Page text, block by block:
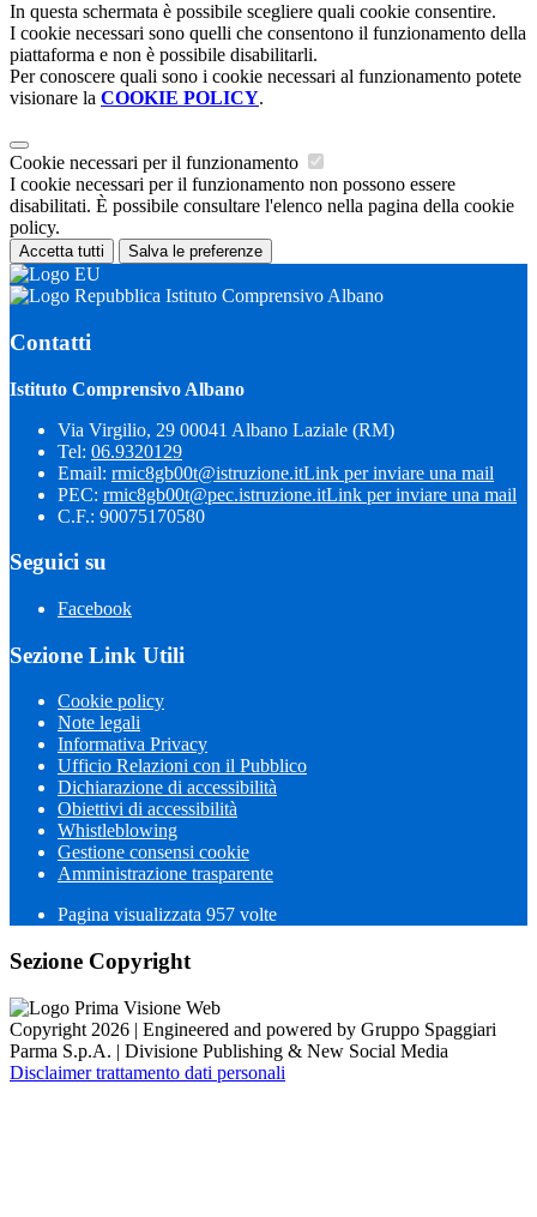
In questa schermata è possibile scegliere quali cookie consentire.
I cookie necessari sono quelli che consentono il funzionamento della
piattaforma e non è possibile disabilitarli.
Per conoscere quali sono i cookie necessari al funzionamento potete
visionare la COOKIE POLICY.
Cookie necessari per il funzionamento
I cookie necessari per il funzionamento non possono essere
disabilitati. È possibile consultare l'elenco nella pagina della cookie
policy.
Accetta tutti Salva le preferenze
Istituto Comprensivo Albano
Contatti
Istituto Comprensivo Albano
Via Virgilio, 29 00041 Albano Laziale (RM)
Tel: 06.9320129
Email: rmic8gb00t@istruzione.itLink per inviare una mail
PEC: rmic8gb00t@pec.istruzione.itLink per inviare una mail
C.F.: 90075170580
Seguici su
Facebook
Sezione Link Utili
Cookie policy
Note legali
Informativa Privacy
Ufficio Relazioni con il Pubblico
Dichiarazione di accessibilità
Obiettivi di accessibilità
Whistleblowing
Gestione consensi cookie
Amministrazione trasparente
Pagina visualizzata 957 volte
Sezione Copyright
Copyright 2026 | Engineered and powered by Gruppo Spaggiari
Parma S.p.A. | Divisione Publishing & New Social Media
Disclaimer trattamento dati personali